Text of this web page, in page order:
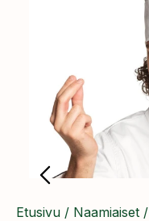
Etusivu / Naamiaiset /